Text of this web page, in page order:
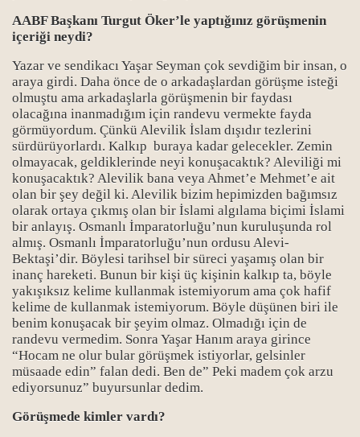
AABF Başkanı Turgut Öker’le yaptığınız görüşmenin
içeriği neydi?
Yazar ve sendikacı Yaşar Seyman çok sevdiğim bir insan, o
araya girdi. Daha önce de o arkadaşlardan görüşme isteği
olmuştu ama arkadaşlarla görüşmenin bir faydası
olacağına inanmadığım için randevu vermekte fayda
görmüyordum. Çünkü Alevilik İslam dışıdır tezlerini
sürdürüyorlardı. Kalkıp buraya kadar gelecekler. Zemin
olmayacak, geldiklerinde neyi konuşacaktık? Aleviliği mi
konuşacaktık? Alevilik bana veya Ahmet’e Mehmet’e ait
olan bir şey değil ki. Alevilik bizim hepimizden bağımsız
olarak ortaya çıkmış olan bir İslami algılama biçimi İslami
bir anlayış. Osmanlı İmparatorluğu’nun kuruluşunda rol
almış. Osmanlı İmparatorluğu’nun ordusu Alevi-
Bektaşi’dir. Böylesi tarihsel bir süreci yaşamış olan bir
inanç hareketi. Bunun bir kişi üç kişinin kalkıp ta, böyle
yakışıksız kelime kullanmak istemiyorum ama çok hafif
kelime de kullanmak istemiyorum. Böyle düşünen biri ile
benim konuşacak bir şeyim olmaz. Olmadığı için de
randevu vermedim. Sonra Yaşar Hanım araya girince
“Hocam ne olur bular görüşmek istiyorlar, gelsinler
müsaade edin” falan dedi. Ben de” Peki madem çok arzu
ediyorsunuz” buyursunlar dedim.
Görüşmede kimler vardı?